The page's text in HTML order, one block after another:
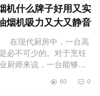
机什么牌子好用又实
烟机吸力又大又静音
现代厨房中，一台高
必不可少的。对于烹饪
厨师来说，一台能够快
提高烹饪效率，还能确
60 0